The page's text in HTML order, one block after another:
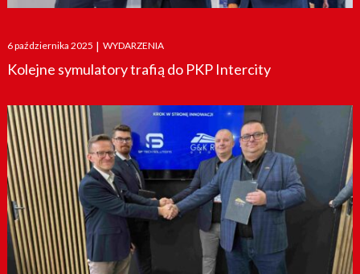
Posted
on
6 października 2025 | WYDARZENIA
Kolejne symulatory trafią do PKP Intercity